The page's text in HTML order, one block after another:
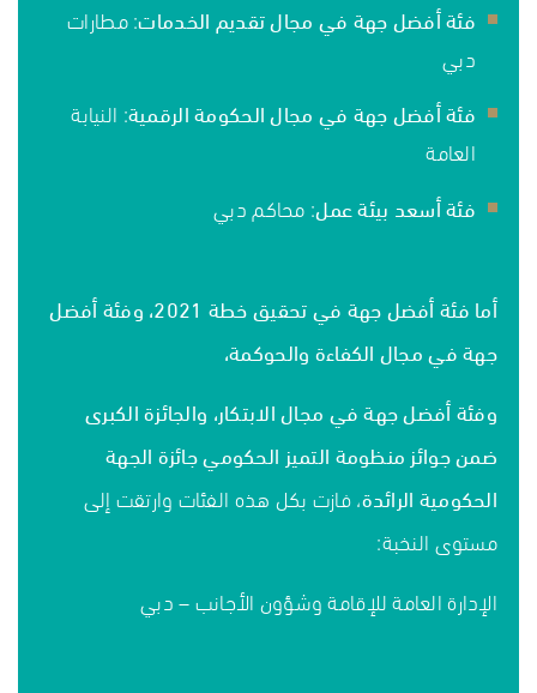
فئة أفضل جهة في مجال تقديم الخدمات: مطارات
دبي
فئة أفضل جهة في مجال الحكومة الرقمية: النيابة
العامة
فئة أسعد بيئة عمل: محاكم دبي
أما فئة أفضل جهة في تحقيق خطة 2021، وفئة أفضل
جهة في مجال الكفاءة والحوكمة،
وفئة أفضل جهة في مجال الابتكار، والجائزة الكبرى
ضمن جوائز منظومة التميز الحكومي جائزة الجهة
الحكومية الرائدة، فازت بكل هذه الفئات وارتقت إلى
مستوى النخبة:
الإدارة العامة للإقامة وشؤون الأجانب – دبي